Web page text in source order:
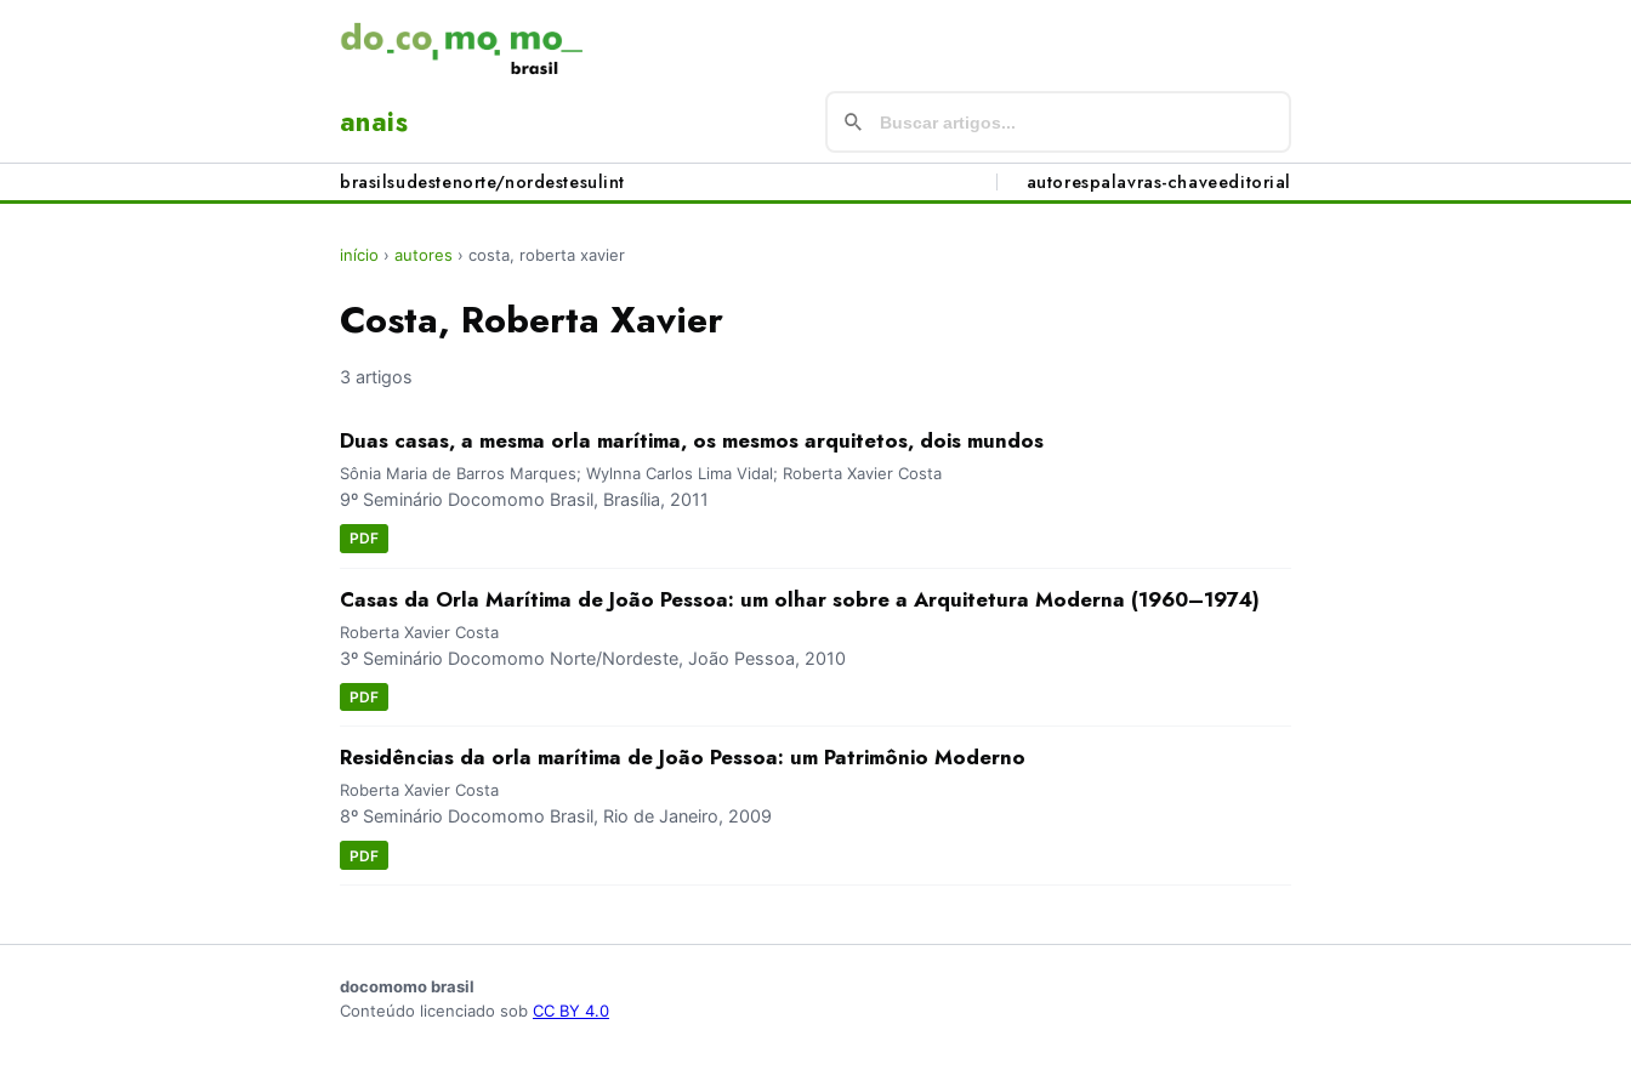
anais
brasilsudestenorte/nordestesulint autorespalavras-chaveeditorial
início › autores › costa, roberta xavier
Costa, Roberta Xavier
3 artigos
Duas casas, a mesma orla marítima, os mesmos arquitetos, dois mundos
Sônia Maria de Barros Marques; Wylnna Carlos Lima Vidal; Roberta Xavier Costa
9º Seminário Docomomo Brasil, Brasília, 2011
PDF
Casas da Orla Marítima de João Pessoa: um olhar sobre a Arquitetura Moderna (1960–1974)
Roberta Xavier Costa
3º Seminário Docomomo Norte/Nordeste, João Pessoa, 2010
PDF
Residências da orla marítima de João Pessoa: um Patrimônio Moderno
Roberta Xavier Costa
8º Seminário Docomomo Brasil, Rio de Janeiro, 2009
PDF
docomomo brasil
Conteúdo licenciado sob CC BY 4.0